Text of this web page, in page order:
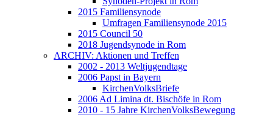
2015 Familiensynode
Umfragen Familiensynode 2015
2015 Council 50
2018 Jugendsynode in Rom
ARCHIV: Aktionen und Treffen
2002 - 2013 Weltjugendtage
2006 Papst in Bayern
KirchenVolksBriefe
2006 Ad Limina dt. Bischöfe in Rom
2010 - 15 Jahre KirchenVolksBewegung